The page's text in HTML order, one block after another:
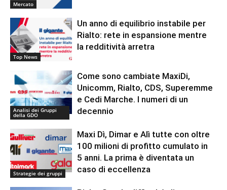
Mercato
Top News
Un anno di equilibrio instabile per
Rialto: rete in espansione mentre
la redditività arretra
Analisi dei Gruppi
della GDO
Come sono cambiate MaxiDi,
Unicomm, Rialto, CDS, Superemme
e Cedi Marche. I numeri di un
decennio
Strategie dei gruppi
Maxi Dì, Dimar e Alì tutte con oltre
100 milioni di profitto cumulato in
5 anni. La prima è diventata un
caso di eccellenza